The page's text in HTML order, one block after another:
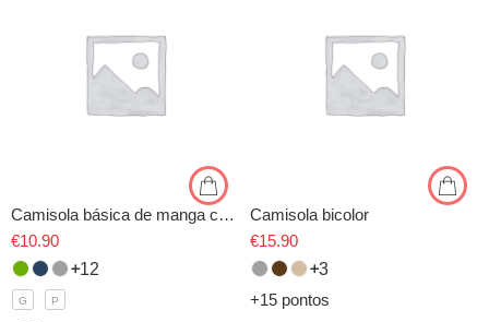
Camisola básica de manga comprida
€10.90
12
G P
Camisola bicolor
€15.90
3
+15 pontos